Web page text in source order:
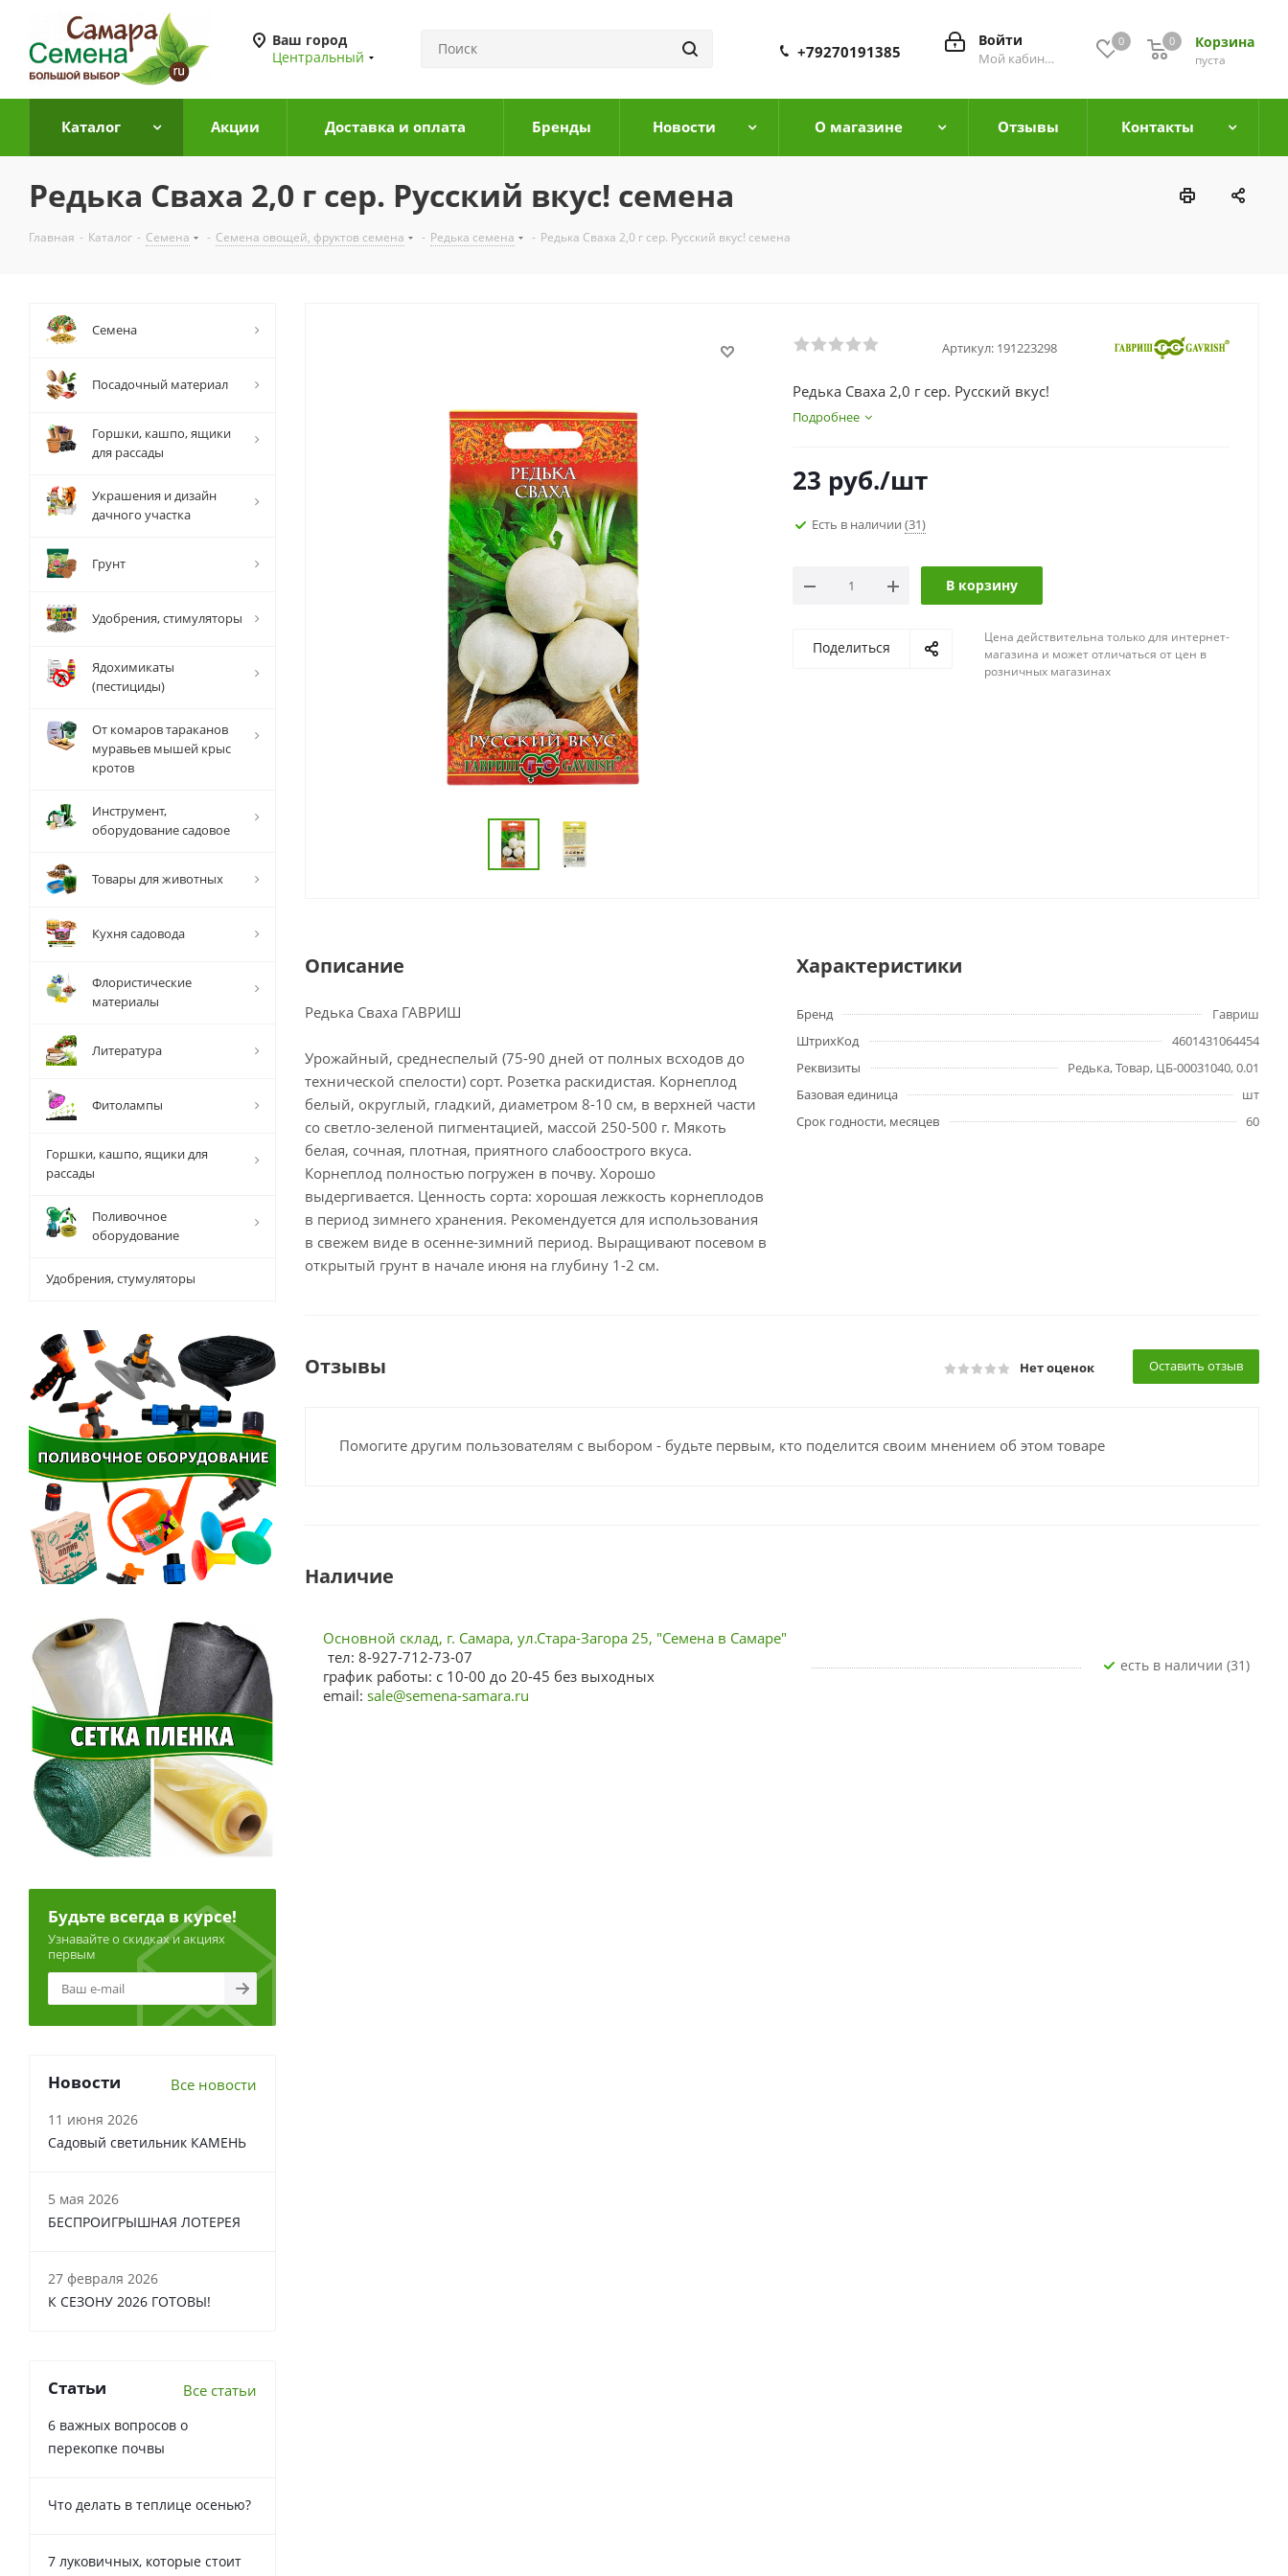
Ваш город
Центральный
0 Корзина
0
пуста
0
Войти
Мой кабинет
+79270191385
Каталог Акции Доставка и оплата Бренды Новости О магазине Отзывы Контакты
Редька Сваха 2,0 г сер. Русский вкус! семена
Главная - Каталог - Семена - Семена овощей, фруктов семена - Редька семена - Редька Сваха 2,0 г сер. Русский вкус! семена
Артикул: 191223298
Редька Сваха 2,0 г сер. Русский вкус!
Подробнее
23 руб./шт
Есть в наличии (31)
В корзину
Поделиться
Цена действительна только для интернет-
магазина и может отличаться от цен в
розничных магазинах
Описание
Редька Сваха ГАВРИШ
Урожайный, среднеспелый (75-90 дней от полных всходов до
технической спелости) сорт. Розетка раскидистая. Корнеплод
белый, округлый, гладкий, диаметром 8-10 см, в верхней части
со светло-зеленой пигментацией, массой 250-500 г. Мякоть
белая, сочная, плотная, приятного слабоострого вкуса.
Корнеплод полностью погружен в почву. Хорошо
выдергивается. Ценность сорта: хорошая лежкость корнеплодов
в период зимнего хранения. Рекомендуется для использования
в свежем виде в осенне-зимний период. Выращивают посевом в
открытый грунт в начале июня на глубину 1-2 см.
Характеристики
Бренд
Гавриш
ШтрихКод
4601431064454
Реквизиты
Редька, Товар, ЦБ-00031040, 0.01
Базовая единица
шт
Срок годности, месяцев
60
Отзывы Нет оценок Оставить отзыв
Помогите другим пользователям с выбором - будьте первым, кто поделится своим мнением об этом товаре
Наличие
Основной склад, г. Самара, ул.Стара-Загора 25, "Семена в Самаре"
тел: 8-927-712-73-07
график работы: с 10-00 до 20-45 без выходных
email: sale@semena-samara.ru
Есть в наличии (31)
Семена
Посадочный материал
Горшки, кашпо, ящики
для рассады
Украшения и дизайн
дачного участка
Грунт
Удобрения, стимуляторы
Ядохимикаты
(пестициды)
От комаров тараканов
муравьев мышей крыс
кротов
Инструмент,
оборудование садовое
Товары для животных
Кухня садовода
Флористические
материалы
Литература
Фитолампы
Горшки, кашпо, ящики для
рассады
Поливочное
оборудование
Удобрения, стумуляторы
Будьте всегда в курсе!
Узнавайте о скидках и акциях
первым
Новости Все новости
11 июня 2026
Садовый светильник КАМЕНЬ
5 мая 2026
БЕСПРОИГРЫШНАЯ ЛОТЕРЕЯ
27 февраля 2026
К СЕЗОНУ 2026 ГОТОВЫ!
Статьи Все статьи
6 важных вопросов о
перекопке почвы
Что делать в теплице осенью?
7 луковичных, которые стоит